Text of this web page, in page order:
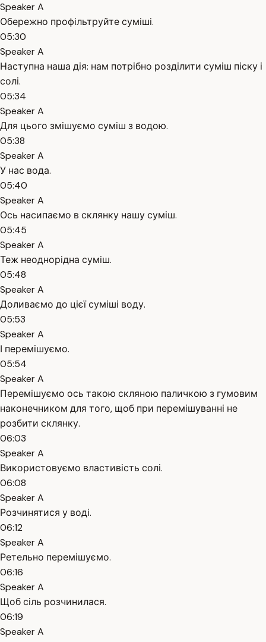
Speaker A
Обережно профільтруйте суміші.
05:30
Speaker A
Наступна наша дія: нам потрібно розділити суміш піску і
солі.
05:34
Speaker A
Для цього змішуємо суміш з водою.
05:38
Speaker A
У нас вода.
05:40
Speaker A
Ось насипаємо в склянку нашу суміш.
05:45
Speaker A
Теж неоднорідна суміш.
05:48
Speaker A
Доливаємо до цієї суміші воду.
05:53
Speaker A
І перемішуємо.
05:54
Speaker A
Перемішуємо ось такою скляною паличкою з гумовим
наконечником для того, щоб при перемішуванні не
розбити склянку.
06:03
Speaker A
Використовуємо властивість солі.
06:08
Speaker A
Розчинятися у воді.
06:12
Speaker A
Ретельно перемішуємо.
06:16
Speaker A
Щоб сіль розчинилася.
06:19
Speaker A